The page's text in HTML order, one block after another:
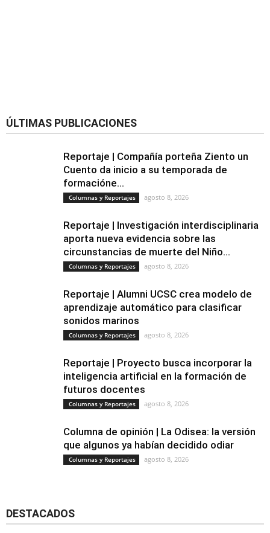
ÚLTIMAS PUBLICACIONES
Reportaje | Compañía porteña Ziento un
Cuento da inicio a su temporada de
formacióne...
Columnas y Reportajes agosto 8, 2026
Reportaje | Investigación interdisciplinaria
aporta nueva evidencia sobre las
circunstancias de muerte del Niño...
Columnas y Reportajes agosto 8, 2026
Reportaje | Alumni UCSC crea modelo de
aprendizaje automático para clasificar
sonidos marinos
Columnas y Reportajes agosto 8, 2026
Reportaje | Proyecto busca incorporar la
inteligencia artificial en la formación de
futuros docentes
Columnas y Reportajes agosto 8, 2026
Columna de opinión | La Odisea: la versión
que algunos ya habían decidido odiar
Columnas y Reportajes agosto 8, 2026
DESTACADOS